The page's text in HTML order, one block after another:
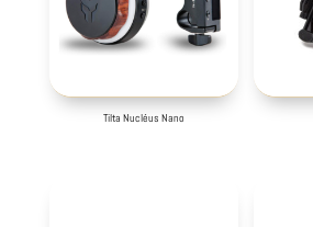
Tilta Nucléus Nano